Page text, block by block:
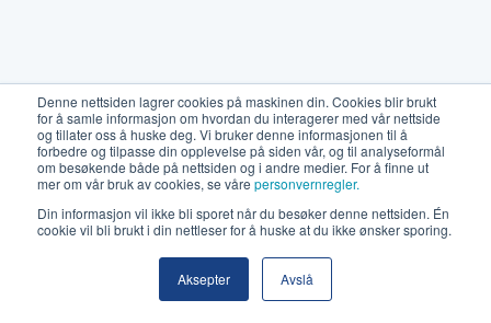
Denne nettsiden lagrer cookies på maskinen din. Cookies blir brukt
for å samle informasjon om hvordan du interagerer med vår nettside
og tillater oss å huske deg. Vi bruker denne informasjonen til å
forbedre og tilpasse din opplevelse på siden vår, og til analyseformål
om besøkende både på nettsiden og i andre medier. For å finne ut
mer om vår bruk av cookies, se våre personvernregler.
Din informasjon vil ikke bli sporet når du besøker denne nettsiden. Én
cookie vil bli brukt i din nettleser for å huske at du ikke ønsker sporing.
Aksepter Avslå